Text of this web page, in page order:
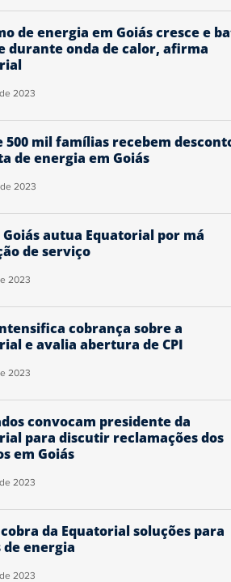
de energia em Goiás cresce e
durante onda de calor, afirma
2023
500 mil famílias recebem
de energia em Goiás
2023
Goiás autua Equatorial por má
de serviço
2023
cobrança sobre a
e avalia abertura de CPI
2023
convocam presidente da
para discutir reclamações dos
em Goiás
2023
da Equatorial soluções para
de energia
2023